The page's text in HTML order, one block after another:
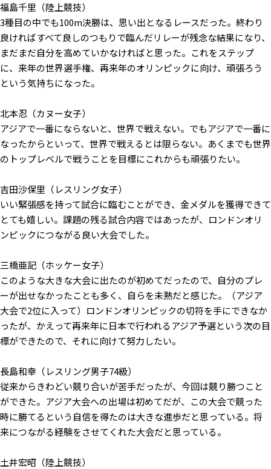
福島千里（陸上競技）
3種目の中でも100m決勝は、思い出となるレースだった。終わり
良ければすべて良しのつもりで臨んだリレーが残念な結果になり、
まだまだ自分を高めていかなければと思った。これをステップ
に、来年の世界選手権、再来年のオリンピックに向け、頑張ろう
という気持ちになった。
北本忍（カヌー女子）
アジアで一番にならないと、世界で戦えない。でもアジアで一番に
なったからといって、世界で戦えるとは限らない。あくまでも世界
のトップレベルで戦うことを目標にこれからも頑張りたい。
吉田沙保里（レスリング女子）
いい緊張感を持って試合に臨むことができ、金メダルを獲得できて
とても嬉しい。課題の残る試合内容ではあったが、ロンドンオリ
ンピックにつながる良い大会でした。
三橋亜記（ホッケー女子）
このような大きな大会に出たのが初めてだったので、自分のプレ
ーが出せなかったことも多く、自らを未熟だと感じた。（アジア
大会で2位に入って）ロンドンオリンピックの切符を手にできなか
ったが、かえって再来年に日本で行われるアジア予選という次の目
標ができたので、それに向けて努力したい。
長島和幸（レスリング男子74級）
従来からきわどい競り合いが苦手だったが、今回は競り勝つこと
ができた。アジア大会への出場は初めてだが、この大会で競った
時に勝てるという自信を得たのは大きな進歩だと思っている。将
来につながる経験をさせてくれた大会だと思っている。
土井宏昭（陸上競技）